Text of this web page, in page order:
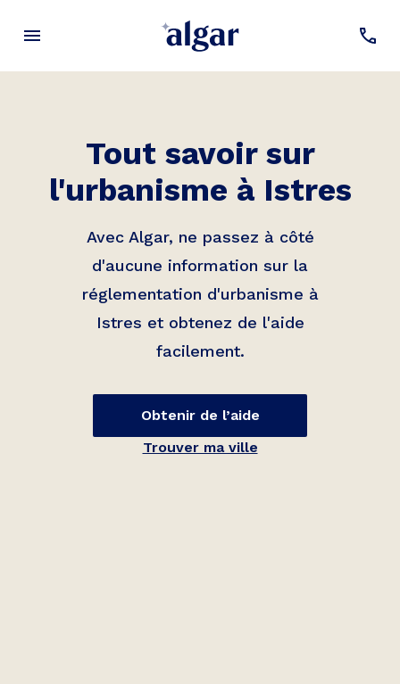
Tout savoir sur
l'urbanisme à Istres
Avec Algar, ne passez à côté
d'aucune information sur la
réglementation d'urbanisme à
Istres et obtenez de l'aide
facilement.
Obtenir de l’aide
Trouver ma ville